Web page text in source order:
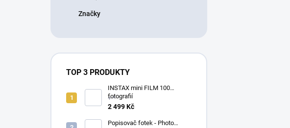
Značky
TOP 3 PRODUKTY
INSTAX mini FILM 100
fotografií
+ *
2 499 Kč
Popisovač fotek - Photo